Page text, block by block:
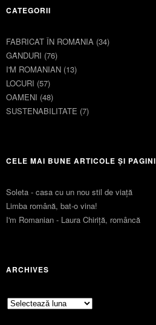
CATEGORII
FABRICAT ÎN ROMȂNIA (34)
GȂNDURI (76)
I'M ROMANIAN (13)
LOCURI (57)
OAMENI (48)
SUSTENABILITATE (7)
CELE MAI BUNE ARTICOLE ȘI PAGINI
Soleta - casa cu un nou stil de viaţă
Limba română, bat-o vina!
I'm Romanian - Laura Chiriță, româncă
ARCHIVES
Archives